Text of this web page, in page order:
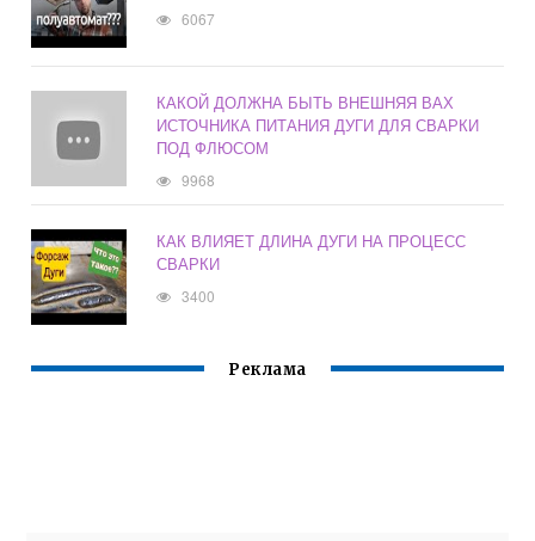
6067
КАКОЙ ДОЛЖНА БЫТЬ ВНЕШНЯЯ ВАХ
ИСТОЧНИКА ПИТАНИЯ ДУГИ ДЛЯ СВАРКИ
ПОД ФЛЮСОМ
9968
КАК ВЛИЯЕТ ДЛИНА ДУГИ НА ПРОЦЕСС
СВАРКИ
3400
Реклама